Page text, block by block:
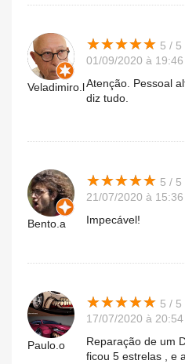
Veladimiro.l
★★★★★
★★★★★ 5 / 5
01/09/2020 à 19:46
Atenção. Pessoal
diz tudo.
Bento.a
★★★★★
★★★★★ 5 / 5
21/07/2020 à 15:36
Impecável!
Paulo.o
★★★★★
★★★★★ 5 / 5
17/07/2020 à 20:54
Reparação de um
ficou 5 estrelas , e